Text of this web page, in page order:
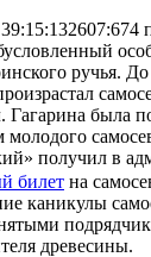
ручья.
Гагарина была
получил в
билет на
каникулы
древесины.